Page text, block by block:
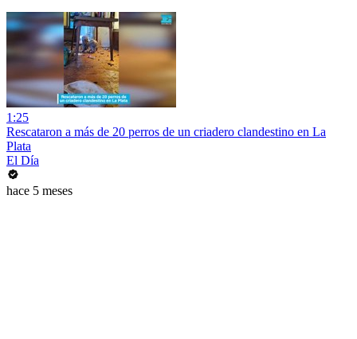
1:25
Rescataron a más de 20 perros de un criadero clandestino en La
Plata
El Día
hace 5 meses